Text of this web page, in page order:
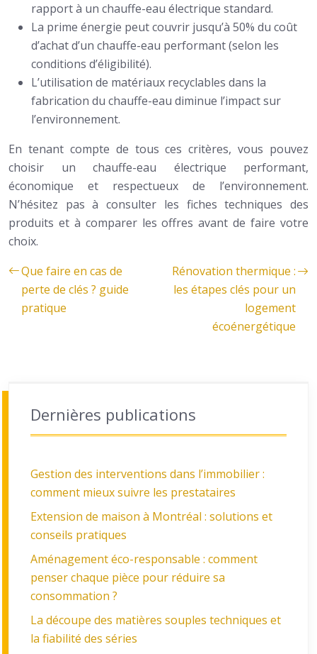
rapport à un chauffe-eau électrique standard.
La prime énergie peut couvrir jusqu’à 50% du coût
d’achat d’un chauffe-eau performant (selon les
conditions d’éligibilité).
L’utilisation de matériaux recyclables dans la
fabrication du chauffe-eau diminue l’impact sur
l’environnement.
En tenant compte de tous ces critères, vous pouvez
choisir un chauffe-eau électrique performant,
économique et respectueux de l’environnement.
N’hésitez pas à consulter les fiches techniques des
produits et à comparer les offres avant de faire votre
choix.
Que faire en cas de
perte de clés ? guide
pratique
Rénovation thermique :
les étapes clés pour un
logement
écoénergétique
Dernières publications
Gestion des interventions dans l’immobilier :
comment mieux suivre les prestataires
Extension de maison à Montréal : solutions et
conseils pratiques
Aménagement éco-responsable : comment
penser chaque pièce pour réduire sa
consommation ?
La découpe des matières souples techniques et
la fiabilité des séries